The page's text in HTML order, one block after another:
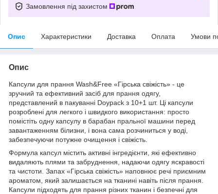
Замовлення під захистом
Опис Характеристики Доставка Оплата Умови
Опис
Капсули для прання Wash&Free «Гірська свіжість» - це
зручний та ефективний засіб для прання одягу,
представлений в пакуванні Doypack з 10+1 шт. Ці капсули
розроблені для легкого і швидкого використання: просто
помістіть одну капсулу в барабан пральної машини перед
завантаженням білизни, і вона сама розчиниться у воді,
забезпечуючи потужне очищення і свіжість.
Формула капсул містить активні інгредієнти, які ефективно
видаляють плями та забруднення, надаючи одягу яскравості
та чистоти. Запах «Гірська свіжість» наповнює речі приємним
ароматом, який залишається на тканині навіть після прання.
Капсули підходять для прання різних тканин і безпечні для